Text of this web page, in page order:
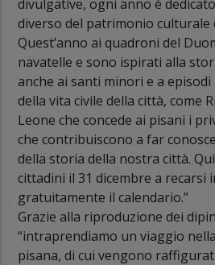
divulgative, ogni anno è
diverso del patrimonio culturale
Quest’anno ai quadroni del
navatelle e sono ispirati alla
anche ai santi minori e a
della vita civile della città, come
Leone che concede ai pisani i
che contribuiscono a far
della storia della nostra città.
cittadini il 31 dicembre a recarsi
gratuitamente il calendario.”
Grazie alla riproduzione dei
“intraprendiamo un viaggio
pisana, di cui vengono